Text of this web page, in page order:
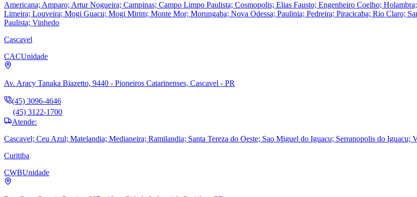
Americana; Amparo; Artur Nogueira; Campinas; Campo Limpo Paulista; Cosmopolis; Elias Fausto; Engenheiro Coelho;
Limeira; Louveira; Mogi Guacu; Mogi Mirim; Monte Mor; Morungaba; Nova Odessa; Paulinia; Pedreira; Piracicaba; Rio Claro;
Paulista; Vinhedo
Cascavel
CACUnidade
Av. Aracy Tanaka Biazetto, 9440 - Pioneiros Catarinenses, Cascavel - PR
(45) 3096-4646
(45) 3122-1700
Atende:
Cascavel; Ceu Azul; Matelandia; Medianeira; Ramilandia; Santa Tereza do Oeste; Sao Miguel do Iguacu; Serranopolis do Iguacu;
Curitiba
CWBUnidade